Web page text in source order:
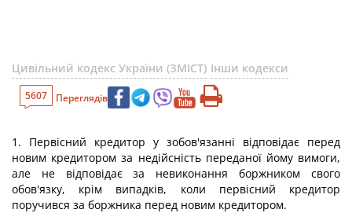
Цивільний кодекс України (ЗМІСТ) Інши кодекси
5607 Переглядів
1. Первісний кредитор у зобов'язанні відповідає перед
новим кредитором за недійсність переданої йому вимоги,
але не відповідає за невиконання боржником свого
обов'язку, крім випадків, коли первісний кредитор
поручився за боржника перед новим кредитором.